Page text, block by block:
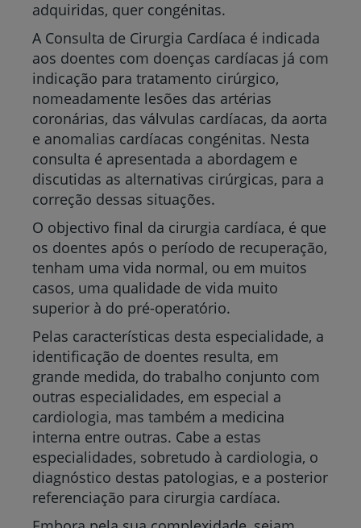
adquiridas, quer congénitas.
A Consulta de Cirurgia Cardíaca é indicada
aos doentes com doenças cardíacas já com
indicação para tratamento cirúrgico,
nomeadamente lesões das artérias
coronárias, das válvulas cardíacas, da aorta
e anomalias cardíacas congénitas. Nesta
consulta é apresentada a abordagem e
discutidas as alternativas cirúrgicas, para a
correção dessas situações.
O objectivo final da cirurgia cardíaca, é que
os doentes após o período de recuperação,
tenham uma vida normal, ou em muitos
casos, uma qualidade de vida muito
superior à do pré-operatório.
Pelas características desta especialidade, a
identificação de doentes resulta, em
grande medida, do trabalho conjunto com
outras especialidades, em especial a
cardiologia, mas também a medicina
interna entre outras. Cabe a estas
especialidades, sobretudo à cardiologia, o
diagnóstico destas patologias, e a posterior
referenciação para cirurgia cardíaca.